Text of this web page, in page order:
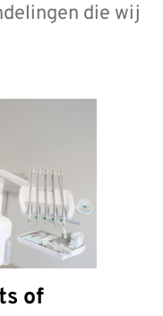
die wij